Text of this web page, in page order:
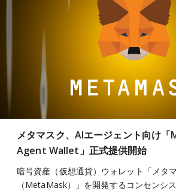
メタマスク、AIエージェント向け
Agent Wallet」正式提供開始
暗号資産（仮想通貨）ウォレット「メタ
（MetaMask）」を開発するコンセンシ